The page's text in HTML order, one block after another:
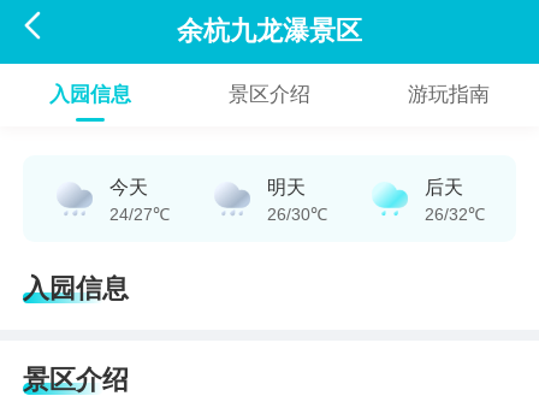
 余杭九龙瀑景区
入园信息 景区介绍 游玩指南
今天
24/27℃
明天
26/30℃
后天
26/32℃
入园信息
景区介绍